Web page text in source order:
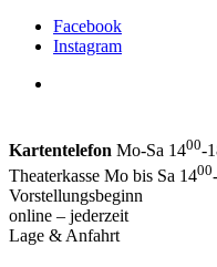
Facebook
Instagram
Kartentelefon Mo-Sa 1400-
Theaterkasse Mo bis Sa 1400
Vorstellungsbeginn
online – jederzeit
Lage & Anfahrt